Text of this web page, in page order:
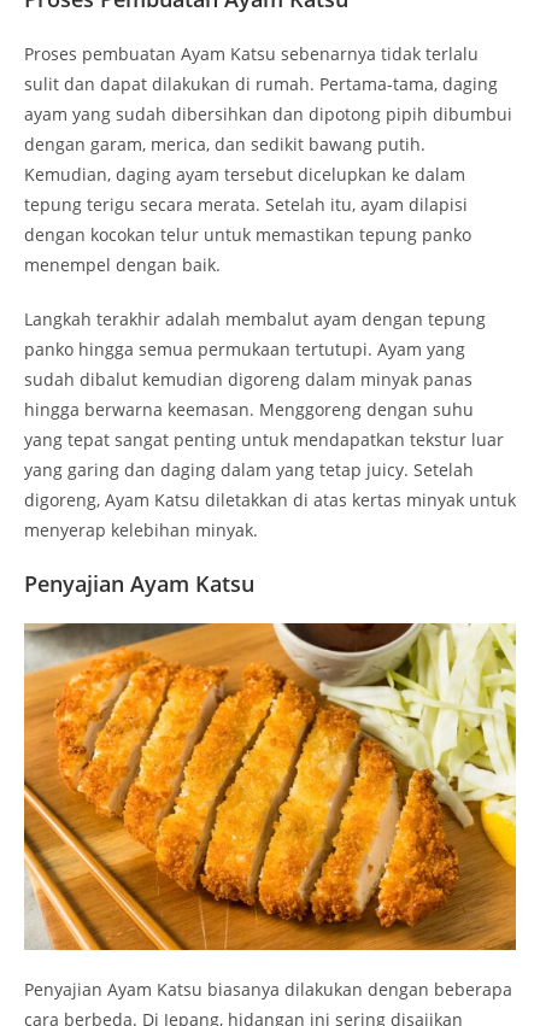
Proses pembuatan Ayam Katsu sebenarnya tidak terlalu
sulit dan dapat dilakukan di rumah. Pertama-tama, daging
ayam yang sudah dibersihkan dan dipotong pipih dibumbui
dengan garam, merica, dan sedikit bawang putih.
Kemudian, daging ayam tersebut dicelupkan ke dalam
tepung terigu secara merata. Setelah itu, ayam dilapisi
dengan kocokan telur untuk memastikan tepung panko
menempel dengan baik.
Langkah terakhir adalah membalut ayam dengan tepung
panko hingga semua permukaan tertutupi. Ayam yang
sudah dibalut kemudian digoreng dalam minyak panas
hingga berwarna keemasan. Menggoreng dengan suhu
yang tepat sangat penting untuk mendapatkan tekstur luar
yang garing dan daging dalam yang tetap juicy. Setelah
digoreng, Ayam Katsu diletakkan di atas kertas minyak untuk
menyerap kelebihan minyak.
Penyajian Ayam Katsu
Penyajian Ayam Katsu biasanya dilakukan dengan beberapa
cara berbeda. Di Jepang, hidangan ini sering disajikan